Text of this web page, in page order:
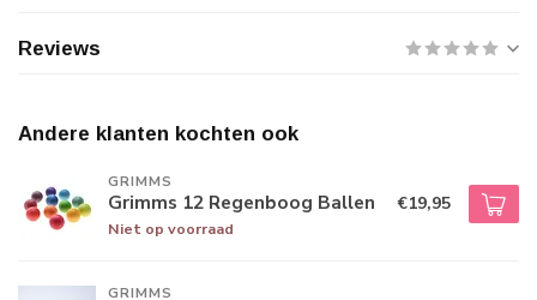
Reviews
Andere klanten kochten ook
GRIMMS
Grimms 12 Regenboog Ballen
Niet op voorraad
€19,95
GRIMMS